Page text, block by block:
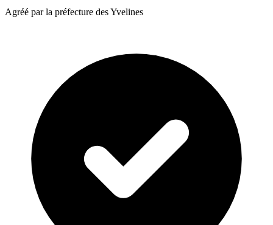
Agréé par la préfecture des Yvelines